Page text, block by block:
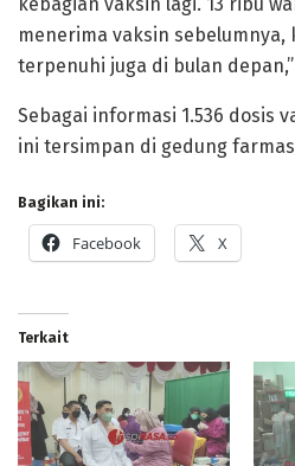
menerima vaksin sebelumnya,
terpenuhi juga di bulan
Sebagai informasi 1.536 dosis
ini tersimpan di gedung
Bagikan ini:
Facebook X
Terkait